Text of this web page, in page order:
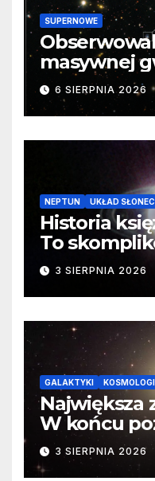
SUPERNOWE
masywnej
samego
cenne dane
6 SIERPNIA 2026
NEPTUN UKŁAD
Historia
To
3 SIERPNIA 2026
GALAKTYKI
Największa
W końcu
faktyczne
3 SIERPNIA 2026